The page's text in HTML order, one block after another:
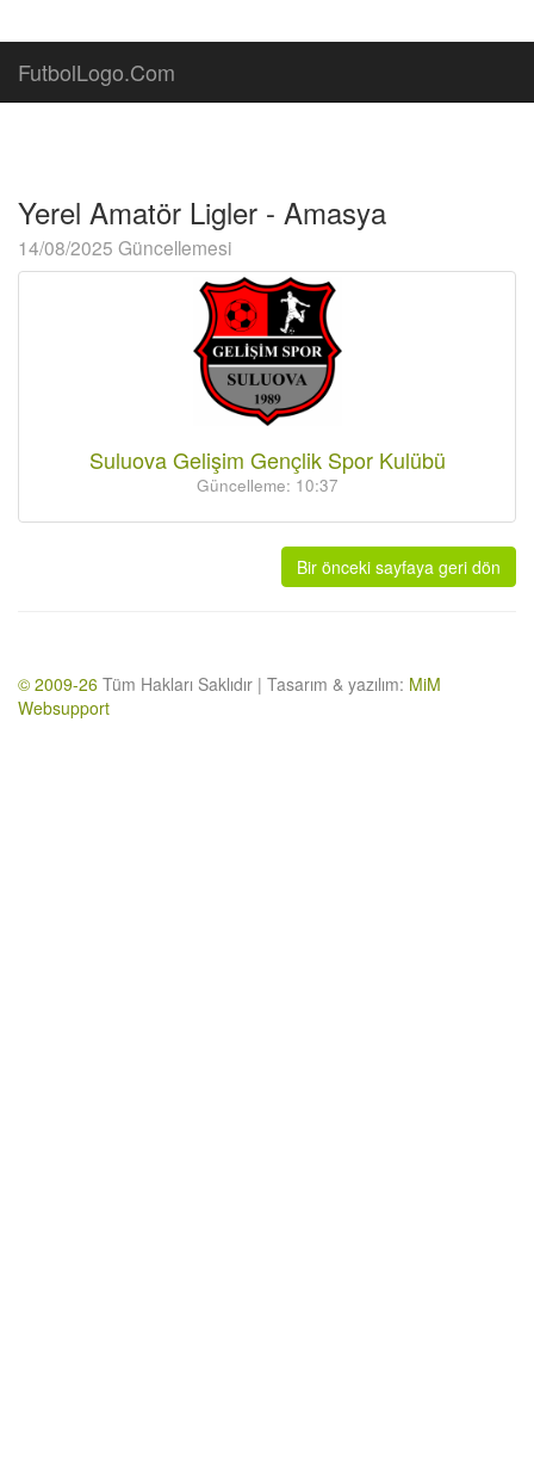
FutbolLogo.Com
Yerel Amatör Ligler - Amasya
14/08/2025 Güncellemesi
Suluova Gelişim Gençlik Spor Kulübü
Güncelleme: 10:37
Bir önceki sayfaya geri dön
© 2009-26 Tüm Hakları Saklıdır | Tasarım & yazılım: MiM
Websupport